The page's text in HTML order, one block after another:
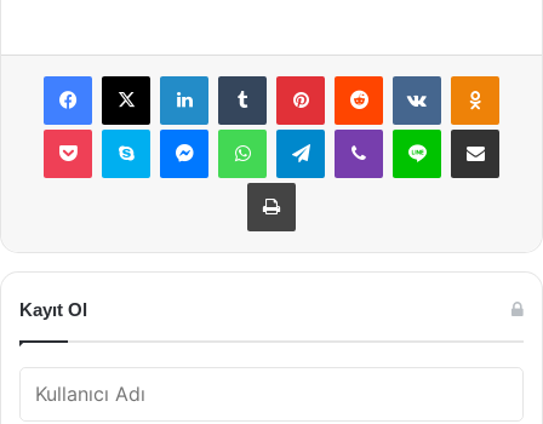
Facebook
X LinkedInTumblr PinterestReddit VKontakte
Pocket Skype MessengerWhatsAppTelegramViber Line E-Posta ile
Yazdır
Kayıt Ol